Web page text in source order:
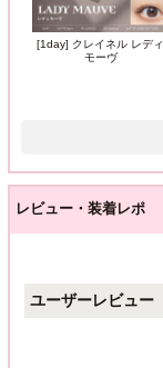
[1day] クレイネル レディ
モーヴ
レビュー・装着レポ
ユーザーレビュー